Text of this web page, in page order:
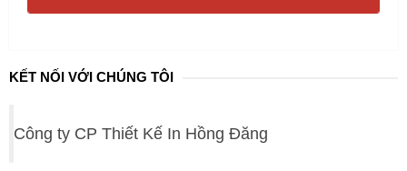
KẾT NỐI VỚI CHÚNG TÔI
Công ty CP Thiết Kế In Hồng Đăng